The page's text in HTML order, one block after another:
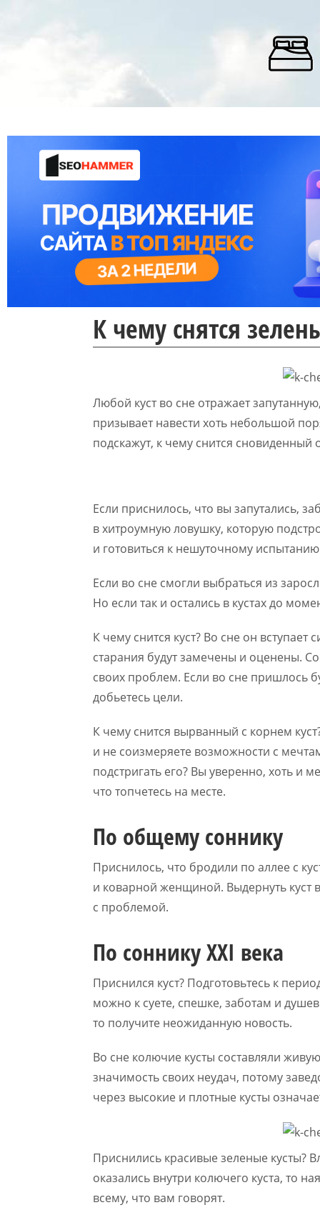
К чему снятся
Любой куст во сне отражает
призывает навести хоть небольшой
подскажут, к чему снится сновиденный
Если приснилось, что вы запутались,
в хитроумную ловушку, которую
и готовиться к нешуточному
Если во сне смогли выбраться из
Но если так и остались в кустах до
К чему снится куст? Во сне он
старания будут замечены и оценены.
своих проблем. Если во сне пришлось
добьетесь цели.
К чему снится вырванный с корнем
и не соизмеряете возможности с
подстригать его? Вы уверенно, хоть и
что топчетесь на месте.
По общему соннику
Приснилось, что бродили по аллее с
и коварной женщиной. Выдернуть куст
с проблемой.
По соннику XXI века
Приснился куст? Подготовьтесь к
можно к суете, спешке, заботам и
то получите неожиданную новость.
Во сне колючие кусты составляли
значимость своих неудач, потому
через высокие и плотные кусты
Приснились красивые зеленые кусты?
оказались внутри колючего куста, то
всему, что вам говорят.